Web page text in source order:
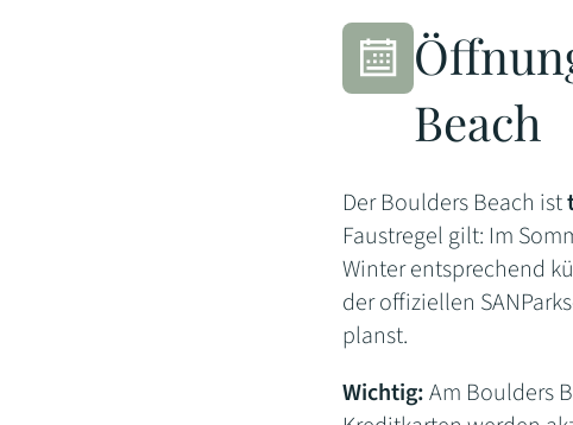
Beach
Der Boulders Beach ist
Faustregel gilt: Im
Winter entsprechend
der offiziellen
planst.
Wichtig:Am Boulders